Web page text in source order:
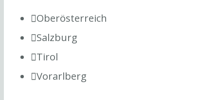
Oberösterreich
Salzburg
Tirol
Vorarlberg